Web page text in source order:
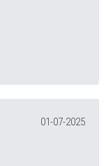
01-07-2025